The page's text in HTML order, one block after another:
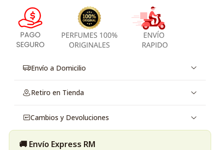
Envío a Domicilio
Retiro en Tienda
Cambios y Devoluciones
🚚 Envío Express RM